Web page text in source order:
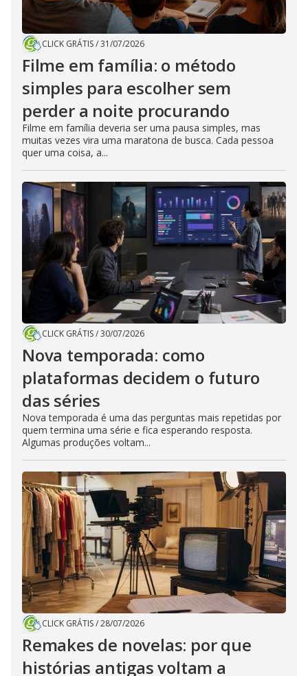
CLICK GRÁTIS/31/07/2026
Filme em família: o método
simples para escolher sem
perder a noite procurando
Filme em família deveria ser uma pausa simples, mas
muitas vezes vira uma maratona de busca. Cada pessoa
quer uma coisa, a...
CLICK GRÁTIS/30/07/2026
Nova temporada: como
plataformas decidem o futuro
das séries
Nova temporada é uma das perguntas mais repetidas por
quem termina uma série e fica esperando resposta.
Algumas produções voltam...
CLICK GRÁTIS/28/07/2026
Remakes de novelas: por que
histórias antigas voltam a